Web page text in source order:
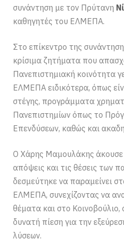
συνάντηση με τον Πρύτανη
καθηγητές του ΕΛΜΕΠΑ.
Στο επίκεντρο της
κρίσιμα ζητήματα που
Πανεπιστημιακή κοινότητα
ΕΛΜΕΠΑ ειδικότερα, όπως
στέγης, προγράμματα
Πανεπιστημίων όπως το
Επενδύσεων, καθώς και
Ο Χάρης Μαμουλάκης άκουσε
απόψεις και τις θέσεις των
δεσμεύτηκε να παραμείνει
ΕΛΜΕΠΑ, συνεχίζοντας να
θέματα και στο
δυνατή πίεση για την
λύσεων.